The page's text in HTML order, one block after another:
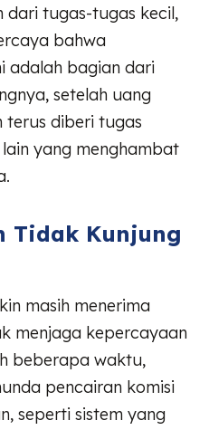
dari tugas-tugas kecil,
bahwa
adalah bagian dari
setelah uang
terus diberi tugas
yang menghambat
Tidak Kunjung
masih menerima
menjaga kepercayaan
beberapa waktu,
pencairan komisi
seperti sistem yang